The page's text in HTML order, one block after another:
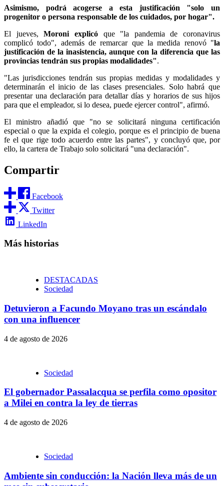
Asimismo, podrá acogerse a esta justificación "solo un
progenitor o persona responsable de los cuidados, por hogar".
El jueves,Moroni explicóque "la pandemia de coronavirus
complicó todo", además de remarcar que la medida renovó "la
justificación de la inasistencia, aunque con la diferencia que las
provincias tendrán sus propias modalidades".
"Las jurisdicciones tendrán sus propias medidas y modalidades y
determinarán el inicio de las clases presenciales. Solo habrá que
presentar una declaración para detallar días y horarios de sus hijos
para que el empleador, si lo desea, puede ejercer control", afirmó.
El ministro añadió que "no se solicitará ninguna certificación
especial o que la expida el colegio, porque es el principio de buena
fe el que rige todo acuerdo entre las partes", y concluyó que, por
ello, la cartera de Trabajo solo solicitará "una declaración".
Compartir
Facebook
Twitter
LinkedIn
Más historias
DESTACADAS
Sociedad
Detuvieron a Facundo Moyano tras un escándalo
con una influencer
4 de agosto de 2026
Sociedad
El gobernador Passalacqua se perfila como opositor
a Milei en contra la ley de tierras
4 de agosto de 2026
Sociedad
Ambiente sin conducción: la Nación lleva más de un